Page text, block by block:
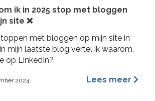
ik in 2025 stop met bloggen
site ❌
met bloggen op mijn site in
mijn laatste blog vertel ik waarom.
op LinkedIn?
2024 Lees meer